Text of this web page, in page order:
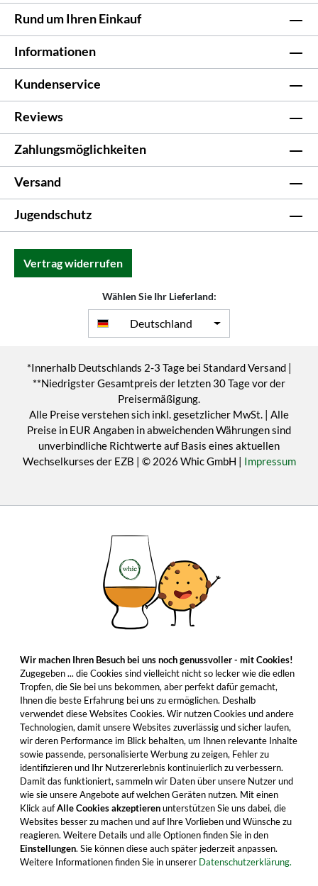
Rund um Ihren Einkauf
Informationen
Kundenservice
Reviews
Zahlungsmöglichkeiten
Versand
Jugendschutz
Vertrag widerrufen
Wählen Sie Ihr Lieferland:
Deutschland
*Innerhalb Deutschlands 2-3 Tage bei Standard Versand |
**Niedrigster Gesamtpreis der letzten 30 Tage vor der
Preisermäßigung.
Alle Preise verstehen sich inkl. gesetzlicher MwSt. | Alle
Preise in EUR Angaben in abweichenden Währungen sind
unverbindliche Richtwerte auf Basis eines aktuellen
Wechselkurses der EZB | © 2026 Whic GmbH | Impressum
Wir machen Ihren Besuch bei uns noch genussvoller - mit Cookies!
Zugegeben ... die Cookies sind vielleicht nicht so lecker wie die edlen
Tropfen, die Sie bei uns bekommen, aber perfekt dafür gemacht,
Ihnen die beste Erfahrung bei uns zu ermöglichen. Deshalb
verwendet diese Websites Cookies. Wir nutzen Cookies und andere
Technologien, damit unsere Websites zuverlässig und sicher laufen,
wir deren Performance im Blick behalten, um Ihnen relevante Inhalte
sowie passende, personalisierte Werbung zu zeigen, Fehler zu
identifizieren und Ihr Nutzererlebnis kontinuierlich zu verbessern.
Damit das funktioniert, sammeln wir Daten über unsere Nutzer und
wie sie unsere Angebote auf welchen Geräten nutzen. Mit einen
Klick aufAlle Cookies akzeptierenunterstützen Sie uns dabei, die
Websites besser zu machen und auf Ihre Vorlieben und Wünsche zu
reagieren. Weitere Details und alle Optionen finden Sie in den
Einstellungen. Sie können diese auch später jederzeit anpassen.
Weitere Informationen finden Sie in unserer Datenschutzerklärung.